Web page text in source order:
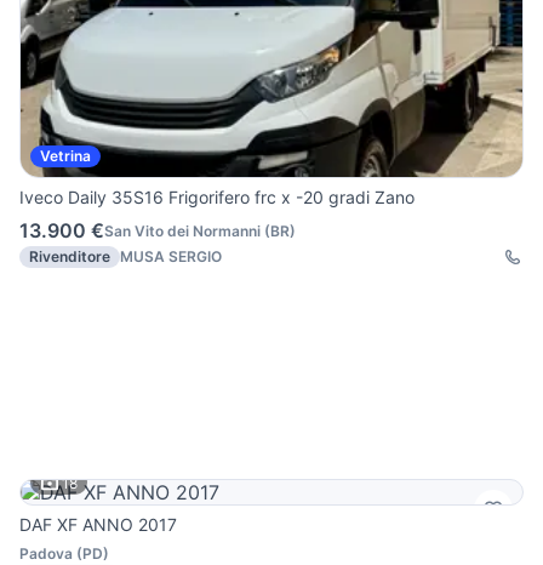
Vetrina
Iveco Daily 35S16 Frigorifero frc x -20 gradi Zano
13.900 €San Vito dei Normanni (BR)
Rivenditore MUSA SERGIO
18
DAF XF ANNO 2017
Padova (PD)